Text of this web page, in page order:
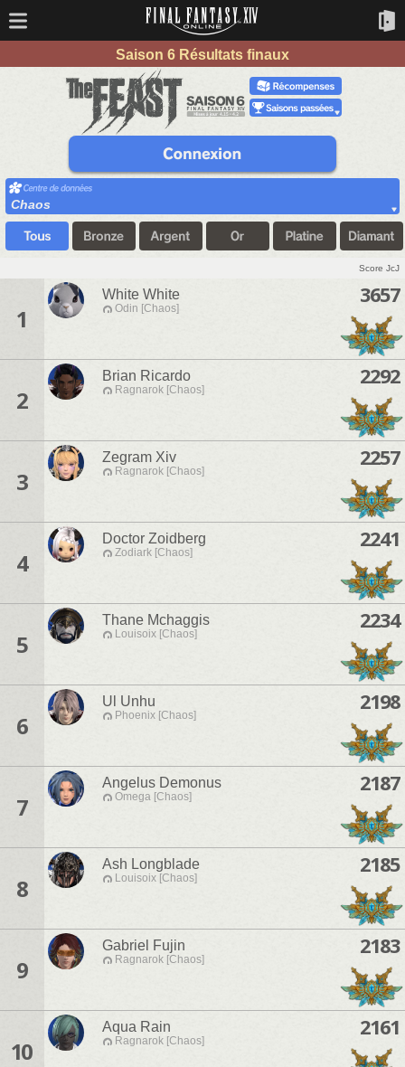
Saison 6 Résultats finaux
Chaos
Score JcJ
1
White White
Odin [Chaos]
3657
2
Brian Ricardo
Ragnarok [Chaos]
2292
3
Zegram Xiv
Ragnarok [Chaos]
2257
4
Doctor Zoidberg
Zodiark [Chaos]
2241
5
Thane Mchaggis
Louisoix [Chaos]
2234
6
Ul Unhu
Phoenix [Chaos]
2198
7
Angelus Demonus
Omega [Chaos]
2187
8
Ash Longblade
Louisoix [Chaos]
2185
9
Gabriel Fujin
Ragnarok [Chaos]
2183
10
Aqua Rain
Ragnarok [Chaos]
2161